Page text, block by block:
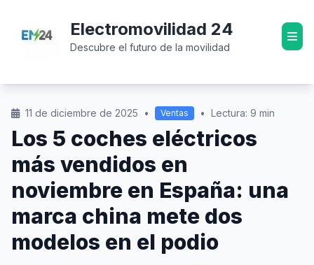
Electromovilidad 24
Descubre el futuro de la movilidad
11 de diciembre de 2025 • Ventas • Lectura: 9 min
Los 5 coches eléctricos
más vendidos en
noviembre en España: una
marca china mete dos
modelos en el podio